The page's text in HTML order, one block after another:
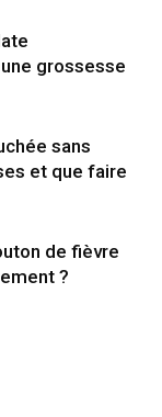
grossesse
sans
et que faire
de fièvre
?